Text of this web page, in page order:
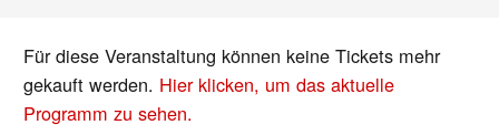
Für diese Veranstaltung können keine Tickets mehr
gekauft werden. Hier klicken, um das aktuelle
Programm zu sehen.